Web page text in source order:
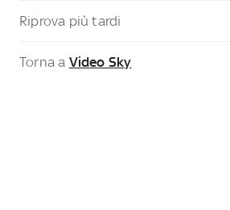
Riprova più tardi
Torna a Video Sky